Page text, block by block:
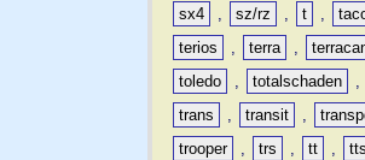
sx4
, sz/rz , t ,
terios
, terra ,
toledo
, totalschaden ,
trans
, transit ,
trooper
, trs , tt , tts